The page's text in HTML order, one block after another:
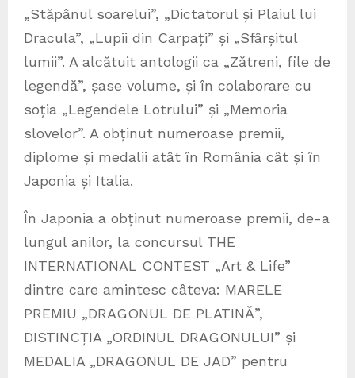
„Stăpânul soarelui”, „Dictatorul și Plaiul lui
Dracula”, „Lupii din Carpați” și „Sfârșitul
lumii”. A alcătuit antologii ca „Zătreni, file de
legendă”, șase volume, și în colaborare cu
soția „Legendele Lotrului” și „Memoria
slovelor”. A obținut numeroase premii,
diplome și medalii atât în România cât și în
Japonia și Italia.
În Japonia a obținut numeroase premii, de-a
lungul anilor, la concursul THE
INTERNATIONAL CONTEST „Art & Life”
dintre care amintesc câteva: MARELE
PREMIU „DRAGONUL DE PLATINĂ”,
DISTINCȚIA „ORDINUL DRAGONULUI” și
MEDALIA „DRAGONUL DE JAD” pentru